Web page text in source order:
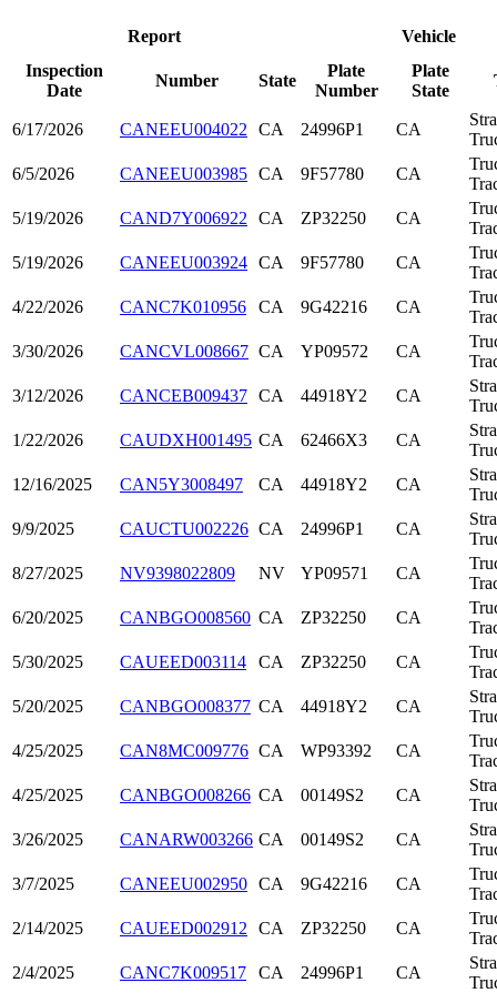
Report
Vehicle
Inspection
Date
Number State
Plate
Number
Plate
State
6/17/2026 CANEEU004022 CA 24996P1 CA
6/5/2026
CANEEU003985 CA 9F57780 CA
5/19/2026
CAND7Y006922 CA ZP32250 CA
5/19/2026
CANEEU003924 CA 9F57780 CA
4/22/2026
CANC7K010956 CA 9G42216 CA
3/30/2026
CANCVL008667 CA YP09572 CA
3/12/2026
CANCEB009437 CA 44918Y2 CA
1/22/2026
CAUDXH001495 CA 62466X3 CA
12/16/2025
CAN5Y3008497 CA 44918Y2 CA
9/9/2025
CAUCTU002226 CA 24996P1 CA
8/27/2025
NV9398022809 NV YP09571 CA
6/20/2025
CANBGO008560 CA ZP32250 CA
5/30/2025
CAUEED003114 CA ZP32250 CA
5/20/2025
CANBGO008377 CA 44918Y2 CA
4/25/2025
CAN8MC009776 CA WP93392 CA
4/25/2025
CANBGO008266 CA 00149S2 CA
3/26/2025
CANARW003266 CA 00149S2 CA
3/7/2025
CANEEU002950 CA 9G42216 CA
2/14/2025
CAUEED002912 CA ZP32250 CA
2/4/2025
CANC7K009517 CA 24996P1 CA